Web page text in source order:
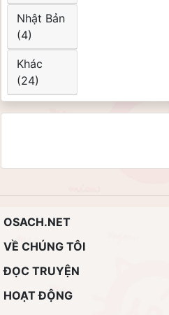
Nhật Bản
(4)
Khác
(24)
OSACH.NET
VỀ CHÚNG TÔI
ĐỌC TRUYỆN
HOẠT ĐỘNG